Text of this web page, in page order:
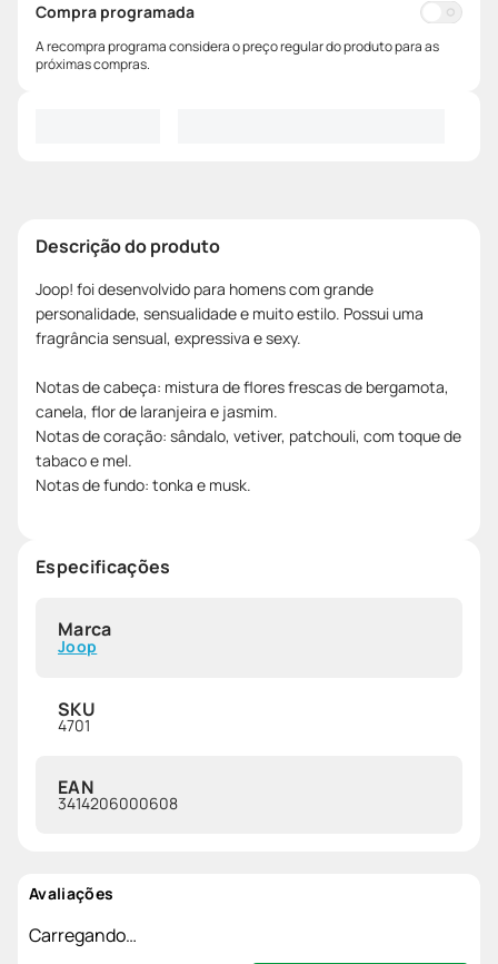
Compra programada
A recompra programa considera o preço regular do produto para as
próximas compras.
Descrição do produto
Joop! foi desenvolvido para homens com grande
personalidade, sensualidade e muito estilo. Possui uma
fragrância sensual, expressiva e sexy.
Notas de cabeça: mistura de flores frescas de bergamota,
canela, flor de laranjeira e jasmim.
Notas de coração: sândalo, vetiver, patchouli, com toque de
tabaco e mel.
Notas de fundo: tonka e musk.
Especificações
Marca
Joop
SKU
4701
EAN
3414206000608
Avaliações
Carregando…